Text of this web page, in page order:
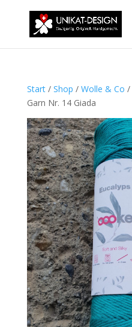
Start/ Shop / Wolle & Co /
Garn Nr. 14 Giada